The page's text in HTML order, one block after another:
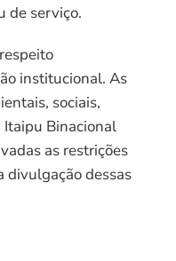
de serviço.
institucional. As
sociais,
Binacional
as restrições
divulgação dessas